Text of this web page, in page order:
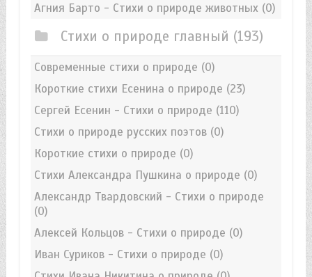
Агния Барто - Стихи о природе животных (0)
Стихи о природе главный (193)
Современные стихи о природе (0)
Короткие стихи Есенина о природе (23)
Сергей Есенин - Стихи о природе (110)
Стихи о природе русских поэтов(0)
Короткие стихи о природе (0)
Стихи Александра Пушкина о природе (0)
Александр Твардовский - Стихи о природе
(0)
Алексей Кольцов - Стихи о природе (0)
Иван Суриков - Стихи о природе (0)